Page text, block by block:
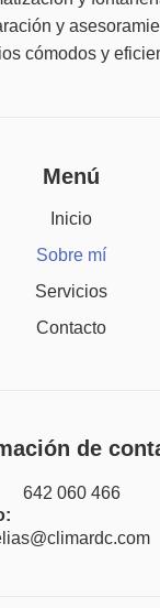
y
cómodos y
Menú
Inicio
Sobre mí
Servicios
Contacto
de
642 060 466